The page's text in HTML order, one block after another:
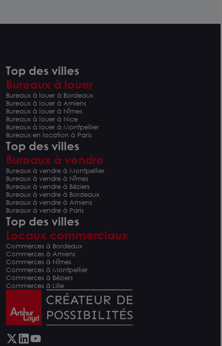
Top des villes
Bureaux à louer
Bureaux à louer à Bordeaux
Bureaux à louer à Amiens
Bureaux à louer à Nîmes
Bureaux à louer à Nice
Bureaux à louer à Montpellier
Bureaux en location à Paris
Top des villes
Bureaux à vendre
Bureaux à vendre à Montpellier
Bureaux à vendre à Nîmes
Bureaux à vendre à Béziers
Bureaux à vendre à Bordeaux
Bureaux à vendre à Amiens
Bureaux à vendre à Paris
Top des villes
Locaux commerciaux
Commerces à Bordeaux
Commerces à Amiens
Commerces à Nîmes
Commerces à Montpellier
Commerces à Béziers
Commerces à Lille